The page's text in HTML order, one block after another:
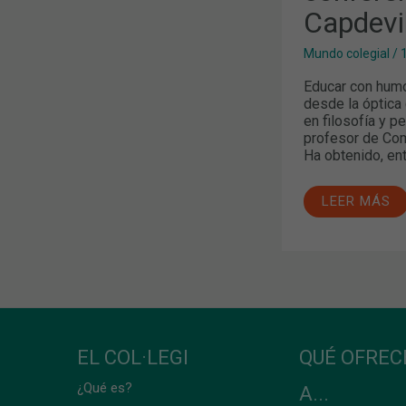
Mundo colegial /
Educar con
desde la óptica
en filosofía y
profesor de
Ha obtenido,
LEER MÁS
EL COL·LEGI
¿Qué es?
QUÉ
A...